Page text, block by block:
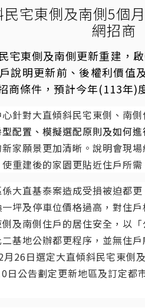
宅東側及南側5個
網招商
宅東側及南側更新重建，
說明更新前、後權利價值
商條件，預計今年(113年)
針對大直傾斜民宅東側、南
配置、模擬選配原則及如何
新家願景更加清晰。說明會現
重建後的家園更貼近住戶所需
大直基泰案造成受損被迫都
坪及停車位價格過高，對住
及南側住戶的居住安全，以
基地公辦都更程序，並無住
26日選定大直傾斜民宅東側
日公告劃定更新地區及訂定都